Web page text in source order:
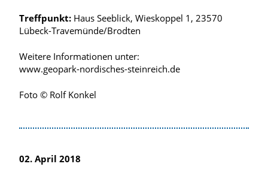
Treffpunkt: Haus Seeblick, Wieskoppel 1, 23570
Lübeck-Travemünde/Brodten
Weitere Informationen unter:
www.geopark-nordisches-steinreich.de
Foto © Rolf Konkel
02. April 2018